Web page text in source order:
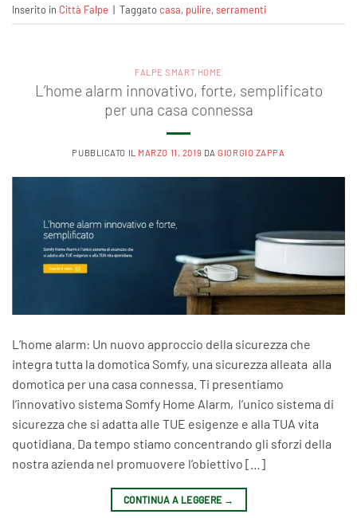
Inserito in Città Falpe | Taggatocasa, pulire,serramenti
FALPE SMART HOME
L’home alarm innovativo, forte, semplificato
per una casa connessa
PUBBLICATO IL MARZO 11, 2019 DAGIORGIO ZAPPA
L’home alarm: Un nuovo approccio della sicurezza che
integra tutta la domotica Somfy, una sicurezza alleata alla
domotica per una casa connessa. Ti presentiamo
l’innovativo sistema Somfy Home Alarm, l’unico sistema di
sicurezza che si adatta alle TUE esigenze e alla TUA vita
quotidiana. Da tempo stiamo concentrando gli sforzi della
nostra azienda nel promuovere l’obiettivo […]
CONTINUA A LEGGERE →